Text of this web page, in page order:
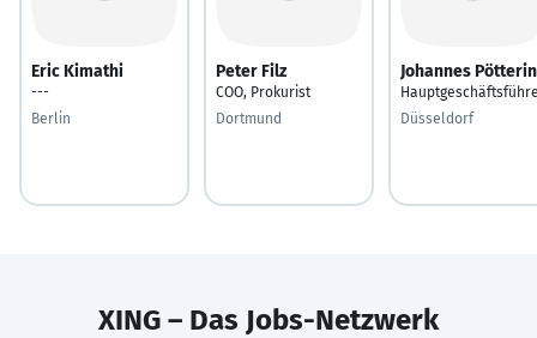
Eric Kimathi
---
Berlin
Peter Filz
COO, Prokurist
Dortmund
Johannes
Düsseldorf
XING – Das Jobs-Netzwerk